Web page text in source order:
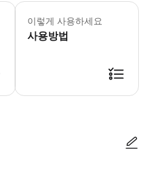
[예약 시간 & 픽업 시간] 예약 시간은
이렇게 사용하세요
사용방법